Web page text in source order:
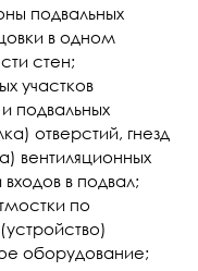
подвальных
в одном
стен;
участков
подвальных
отверстий, гнезд
вентиляционных
в подвал;
по
оборудование;